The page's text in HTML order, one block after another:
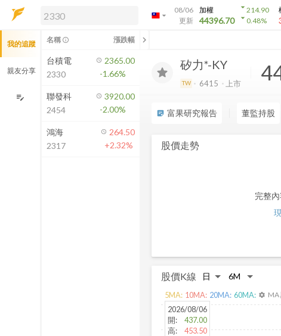
arrow_drop_down
08/06
更新
加權
44396.70
arrow_drop_down214.90
arrow_drop_down0.48%
解鎖即時行情及進階功能
方案」，即可解鎖以下功能：
即時行情
即時市況與排行
成交金額熱力圖
前往方案訂閱
如何綁定合作券商
矽力*-KY
TW 6415 上市
sticky_note_2 富果研究報告 董監持股
股價走勢
完整
股價K線
2026/08/06
開:
437.00
高:
453.50
5MA: 10MA: 20MA: 60MA: settings MA
我的追蹤
親友分享
edit_note
名稱 info_outline 漲跌幅 chevron_left
台積電
2330
2365.00
-1.66%
聯發科
2454
3920.00
-2.00%
鴻海
2317
264.50
+2.32%